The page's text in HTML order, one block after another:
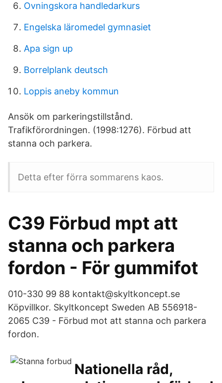
Ovningskora handledarkurs
Engelska läromedel gymnasiet
Apa sign up
Borrelplank deutsch
Loppis aneby kommun
Ansök om parkeringstillstånd.
Trafikförordningen. (1998:1276). Förbud att
stanna och parkera.
Detta efter förra sommarens kaos.
C39 Förbud mpt att
stanna och parkera
fordon - För gummifot
010-330 99 88 kontakt@skyltkoncept.se
Köpvillkor. Skyltkoncept Sweden AB 556918-
2065 C39 - Förbud mot att stanna och parkera
fordon.
Nationella råd,